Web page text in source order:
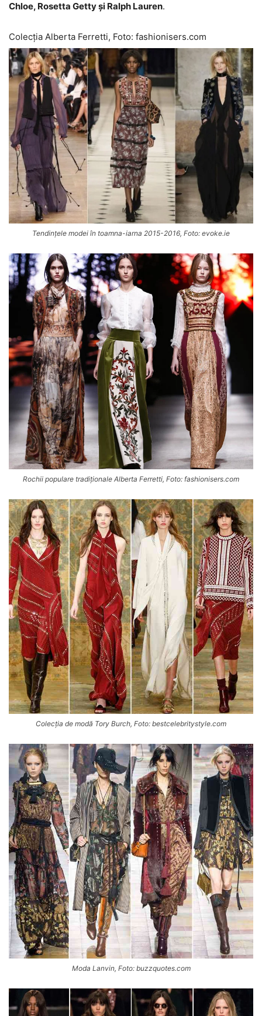
Chloe, Rosetta Getty și Ralph Lauren.
Colecția Alberta Ferretti, Foto: fashionisers.com
Tendințele modei în toamna-iarna 2015-2016, Foto: evoke.ie
Rochii populare tradiționale Alberta Ferretti, Foto: fashionisers.com
Colecția de modă Tory Burch, Foto: bestcelebritystyle.com
Moda Lanvin, Foto: buzzquotes.com